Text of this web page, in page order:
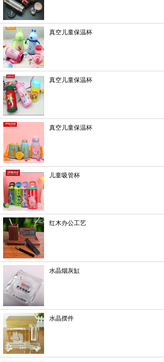
真空儿童保温杯
真空儿童保温杯
真空儿童保温杯
儿童吸管杯
红木办公工艺
水晶烟灰缸
水晶摆件